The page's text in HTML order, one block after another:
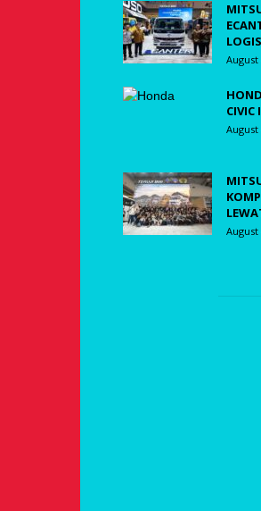
August
CIVIC
August
August